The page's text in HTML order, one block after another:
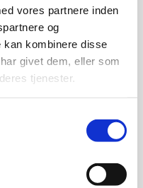
vores partnere inden
og
kan kombinere disse
givet dem, eller som
tjenester.
kirke skal:
cpr-nummer og
i Rødovre